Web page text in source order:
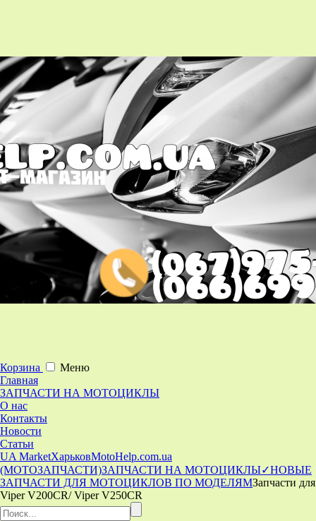
Корзина
Меню
Главная
ЗАПЧАСТИ НА МОТОЦИКЛЫ
О нас
Контакты
Новости
Статьи
UA MarketХарьковMotoHelp.com.ua
(МОТОЗАПЧАСТИ)ЗАПЧАСТИ НА МОТОЦИКЛЫ✓НОВЫЕ
ЗАПЧАСТИ ДЛЯ МОТОЦИКЛОВ ПО МОДЕЛЯМЗапчасти для
Viper V200CR/ Viper V250CR